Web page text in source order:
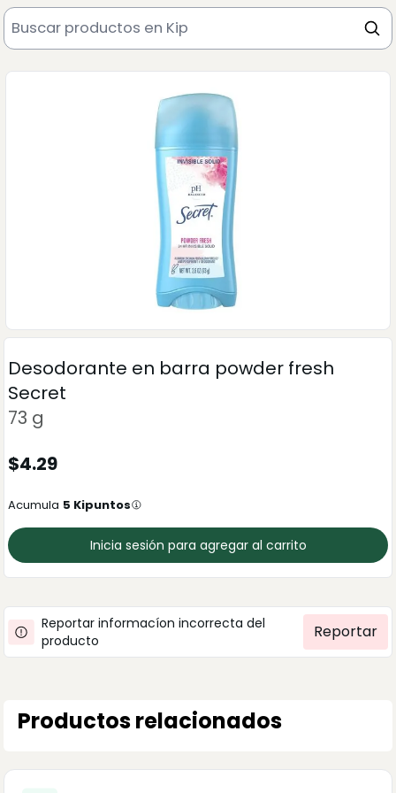
Desodorante en barra powder fresh
Secret
73 g
$4.29
Acumula 5 Kipuntos
Inicia sesión para agregar al carrito
Reportar informacíon incorrecta del
producto
Reportar
Productos relacionados